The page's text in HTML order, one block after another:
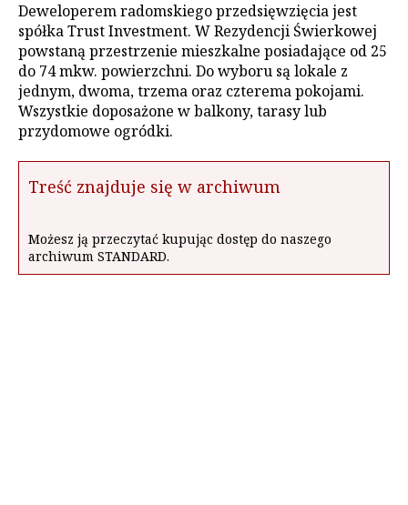
Deweloperem radomskiego przedsięwzięcia jest
spółka Trust Investment. W Rezydencji Świerkowej
powstaną przestrzenie mieszkalne posiadające od 25
do 74 mkw. powierzchni. Do wyboru są lokale z
jednym, dwoma, trzema oraz czterema pokojami.
Wszystkie doposażone w balkony, tarasy lub
przydomowe ogródki.
Treść znajduje się w archiwum
Możesz ją przeczytać kupując dostęp do naszego
archiwum STANDARD.